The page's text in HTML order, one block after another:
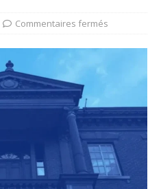
Commentaires fermés